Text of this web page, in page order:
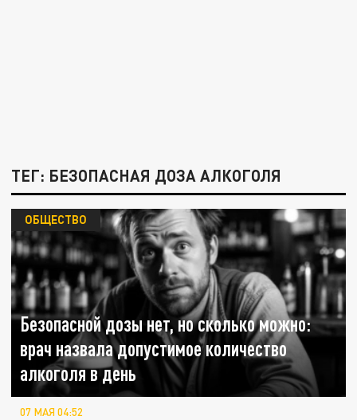
ТЕГ: БЕЗОПАСНАЯ ДОЗА АЛКОГОЛЯ
Безопасной дозы нет, но сколько можно:
врач назвала допустимое количество
алкоголя в день
ОБЩЕСТВО
07 МАЯ 04:52